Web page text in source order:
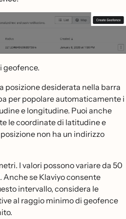
geofence.
posizione desiderata nella barra
per popolare automaticamente i
e longitudine. Puoi anche
le coordinate di latitudine e
non ha un indirizzo
I valori possono variare da 50
Anche se Klaviyo consente
intervallo, considera le
al raggio minimo di geofence